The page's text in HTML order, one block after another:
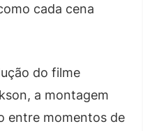
cada cena
do filme
a montagem
entre momentos de